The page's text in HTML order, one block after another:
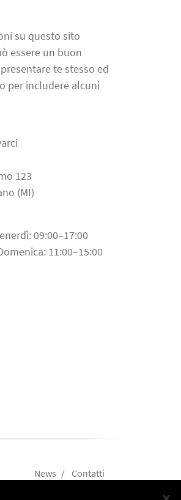
su questo sito
essere un buon
te stesso ed
per includere alcuni
123
(MI)
09:00–17:00
11:00–15:00
News Contatti